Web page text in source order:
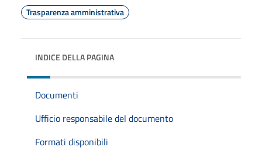
Trasparenza amministrativa
INDICE DELLA PAGINA
Documenti
Ufficio responsabile del documento
Formati disponibili